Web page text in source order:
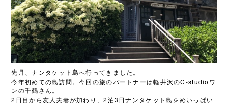
先月、ナンタケット島へ行ってきました。
今年初めての島訪問。今回の旅のパートナーは軽井沢のC-studio ワ
ンの千鶴さん。
2 日目から友人夫妻が加わり、2 泊3 日ナンタケット島をめいっぱい